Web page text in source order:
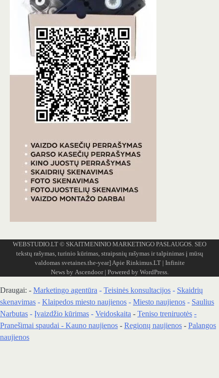
WEBSTUDIO.LT © SKAITMENINIO MARKETINGO PASLAUGOS. SEO
tekstų rašymas, turinio kūrimas, straipsnių rašymas ir talpinimas į mūsų
valdomas svetaines.the-year] Apie Rinkimus.LT| Infinite
News by Ascendoor| Powered by WordPress.
Draugai: - Marketingo agentūra - Teisinės konsultacijos - Skaidrių
skenavimas - Klaipedos miesto naujienos - Miesto naujienos - Saulius
Narbutas - Įvaizdžio kūrimas - Veidoskaita - Teniso treniruotės -
Pranešimai spaudai - Kauno naujienos - Regionų naujienos - Palangos
naujienos